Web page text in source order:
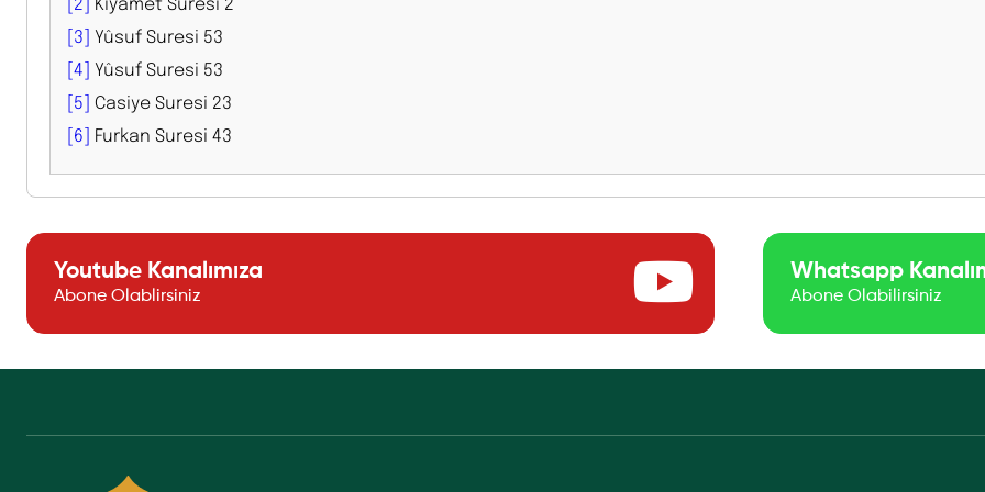
[3] Yûsuf Suresi 53
[4] Yûsuf Suresi 53
[5] Casiye Suresi 23
[6] Furkan Suresi 43
Youtube Kanalımıza
Abone Olablirsiniz
Whatsapp
Abone Olabilirsiniz